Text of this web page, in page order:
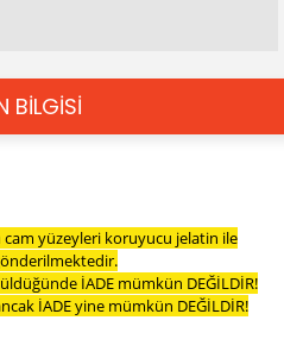
BİLGİSİ
yüzeyleri koruyucu jelatin ile
İADE mümkün DEĞİLDİR!
İADE yine mümkün DEĞİLDİR!